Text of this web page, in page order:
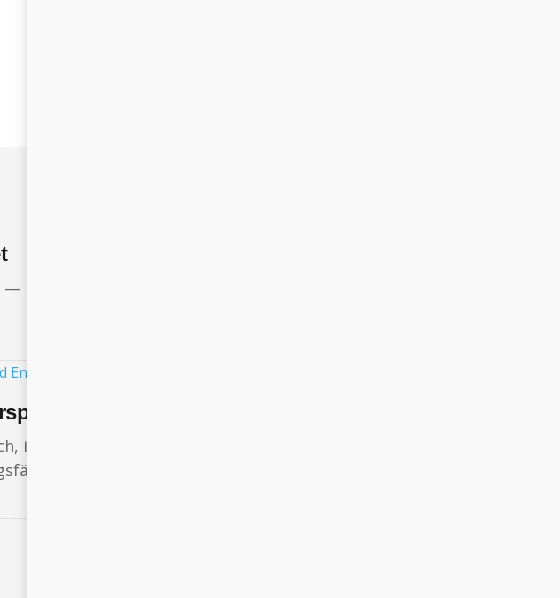
but how often do we think about the place where we
auf Alltag und Energie
in möglichst vielen Lebensbereichen gleichzeitig zu